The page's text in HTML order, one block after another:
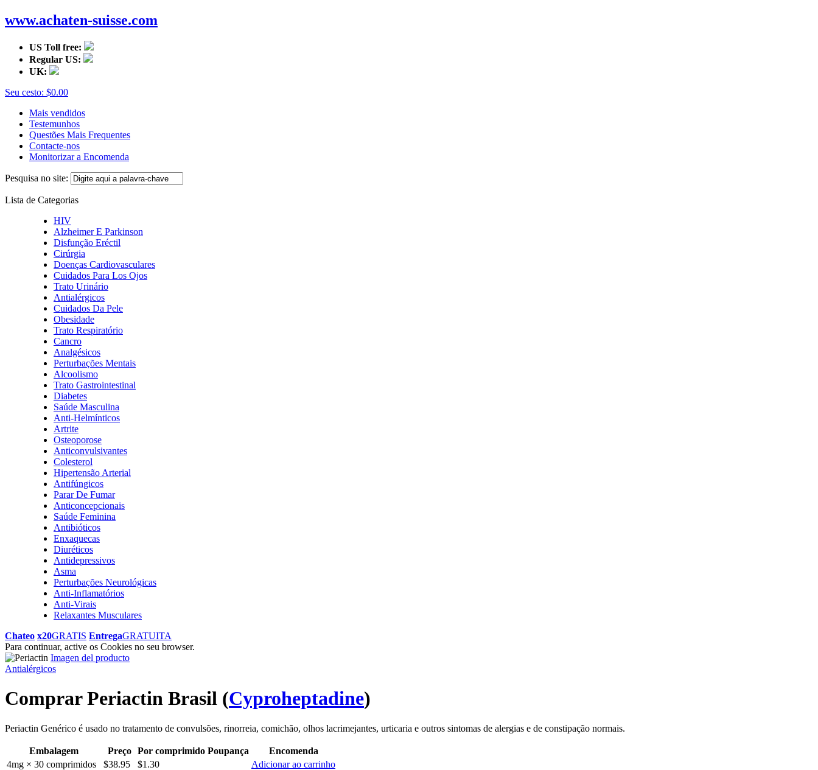
www.achaten-suisse.com
US Toll free:
Regular US:
UK:
Seu cesto: $0.00
Mais vendidos
Testemunhos
Questões Mais Frequentes
Contacte-nos
Monitorizar a Encomenda
Pesquisa no site:
Lista de Categorias
HIV
Alzheimer E Parkinson
Disfunção Eréctil
Cirúrgia
Doenças Cardiovasculares
Cuidados Para Los Ojos
Trato Urinário
Antialérgicos
Cuidados Da Pele
Obesidade
Trato Respiratório
Cancro
Analgésicos
Perturbações Mentais
Alcoolismo
Trato Gastrointestinal
Diabetes
Saúde Masculina
Anti-Helmínticos
Artrite
Osteoporose
Anticonvulsivantes
Colesterol
Hipertensão Arterial
Antifúngicos
Parar De Fumar
Anticoncepcionais
Saúde Feminina
Antibióticos
Enxaquecas
Diuréticos
Antidepressivos
Asma
Perturbações Neurológicas
Anti-Inflamatórios
Anti-Virais
Relaxantes Musculares
Chateo x20GRATIS EntregaGRATUITA
Para continuar, active os Cookies no seu browser.
Imagen del producto
Antialérgicos
Comprar Periactin Brasil (Cyproheptadine)
Periactin Genérico é usado no tratamento de convulsões, rinorreia, comichão, olhos lacrimejantes, urticaria e outros sintomas de alergias e de constipação normais.
Embalagem Preço Por comprimido Poupança
Encomenda
4mg × 30 comprimidos
$38.95 $1.30
Adicionar ao carrinho